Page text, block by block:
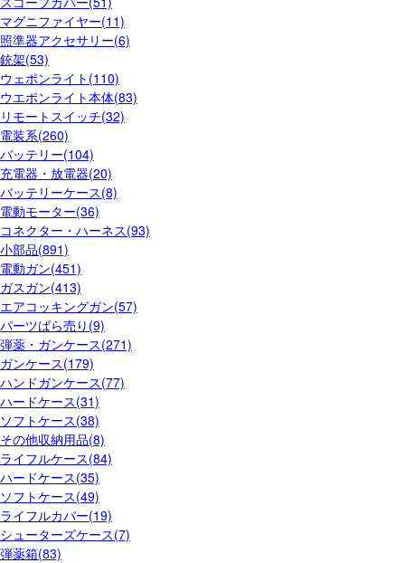
マグニファイヤー(11)
照準器アクセサリー(6)
銃架(53)
ウェポンライト(110)
ウエポンライト本体(83)
リモートスイッチ(32)
電装系(260)
バッテリー(104)
充電器・放電器(20)
バッテリーケース(8)
電動モーター(36)
コネクター・ハーネス(93)
小部品(891)
電動ガン(451)
ガスガン(413)
エアコッキングガン(57)
パーツばら売り(9)
弾薬・ガンケース(271)
ガンケース(179)
ハンドガンケース(77)
ハードケース(31)
ソフトケース(38)
その他収納用品(8)
ライフルケース(84)
ハードケース(35)
ソフトケース(49)
ライフルカバー(19)
シューターズケース(7)
弾薬箱(83)